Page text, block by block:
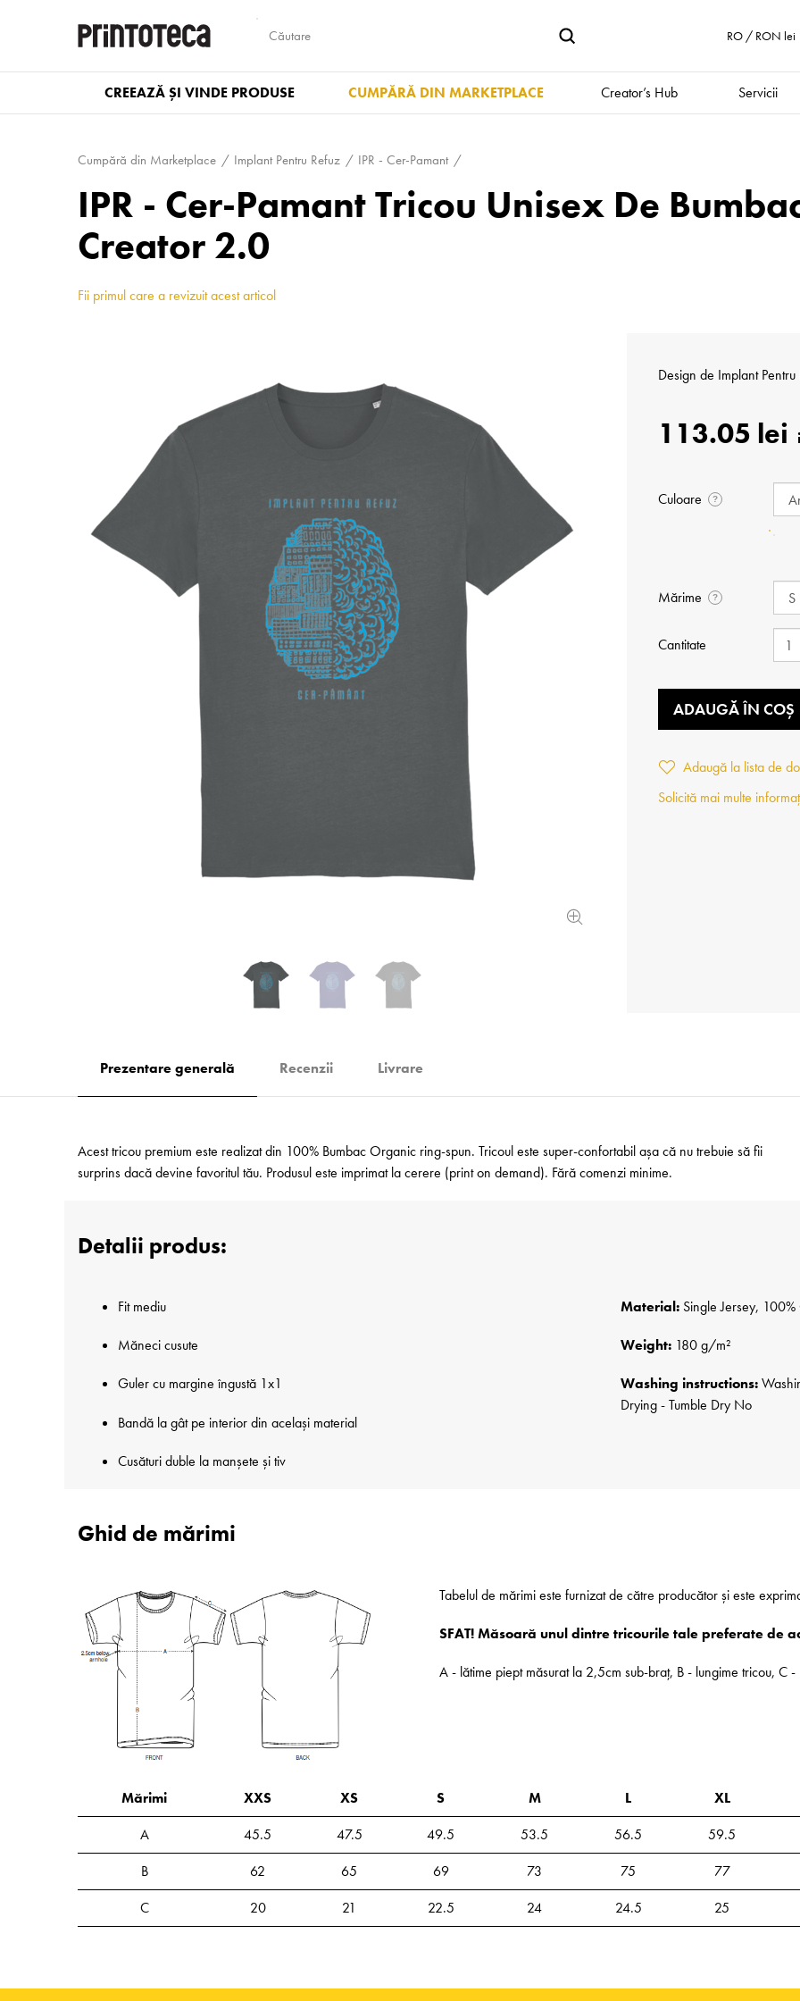
RO / RON lei
CREEAZĂ ȘI VINDE PRODUSE CUMPĂRĂ DIN MARKETPLACE Creator’s Hub Servicii
Cumpără din Marketplace Implant Pentru Refuz IPR - Cer-Pamant
IPR - Cer-Pamant Tricou Unisex De
Creator 2.0
Fii primul care a revizuit acest articol
Design de Implant Pentru
113.05 lei
Culoare ?
Mărime ?
Cantitate
ADAUGĂ ÎN COȘ
Adaugă la lista de
Solicită mai multe
Prezentare generală Recenzii Livrare
Acest tricou premium este realizat din 100% Bumbac Organic ring-spun. Tricoul este super-confortabil așa că nu trebuie să fii
surprins dacă devine favoritul tău. Produsul este imprimat la cerere (print on demand). Fără comenzi minime.
Detalii produs:
Fit mediu
Măneci cusute
Guler cu margine îngustă 1x1
Bandă la gât pe interior din același material
Cusături duble la manșete și tiv
Material:Single Jersey, 100%
Weight:180 g/m²
Washing instructions:
Drying - Tumble Dry No
Ghid de mărimi
Tabelul de mărimi este furnizat de către producător și este
SFAT! Măsoară unul dintre tricourile tale preferate de
A - lătime piept măsurat la 2,5cm sub-braț, B - lungime tricou, C
Mărimi XXS XS S M L XL
A
45.5 47.5 49.5 53.5 56.5 59.5
B
62 65 69 73 75 77
C
20 21 22.5 24 24.5 25